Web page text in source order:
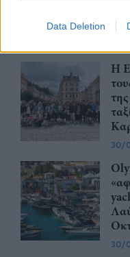
Data Deletion
Περισσότερα από
Η
30/
30/